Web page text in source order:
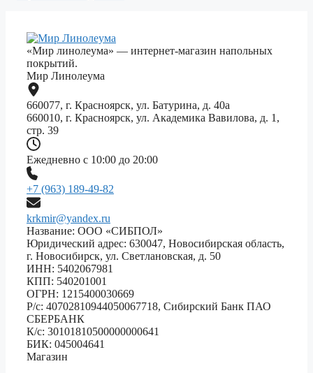
«Мир линолеума» — интернет-магазин напольных
покрытий.
Мир Линолеума
660077, г. Красноярск, ул. Батурина, д. 40а
660010, г. Красноярск, ул. Академика Вавилова, д. 1,
стр. 39
Ежедневно с 10:00 до 20:00
+7 (963) 189-49-82
krkmir@yandex.ru
Название: ООО «СИБПОЛ»
Юридический адрес: 630047, Новосибирская область,
г. Новосибирск, ул. Светлановская, д. 50
ИНН: 5402067981
КПП: 540201001
ОГРН: 1215400030669
Р/с: 40702810944050067718, Сибирский Банк ПАО
СБЕРБАНК
К/с: 30101810500000000641
БИК: 045004641
Магазин